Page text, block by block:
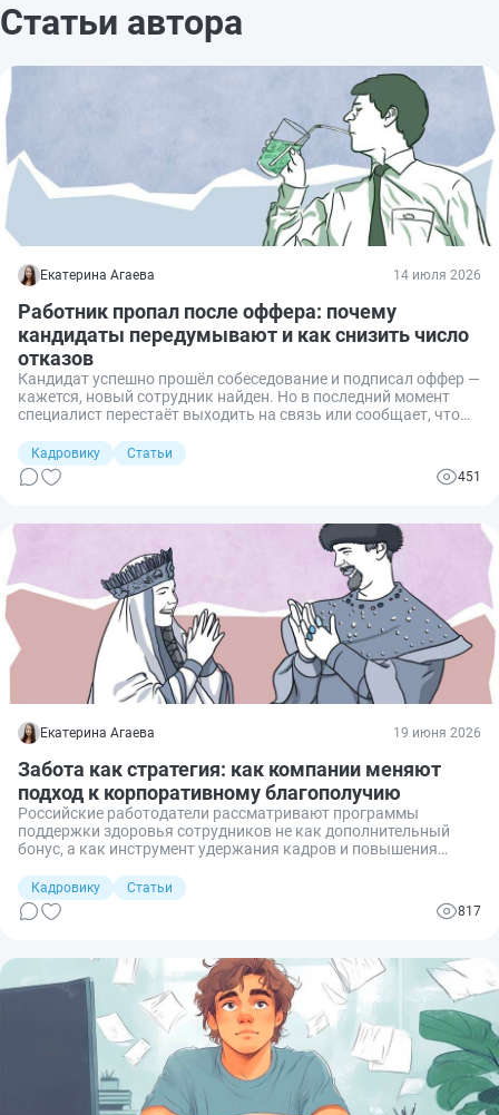
Статьи автора
Екатерина Агаева 14 июля 2026
Работник пропал после оффера: почему
кандидаты передумывают и как снизить число
отказов
Кандидат успешно прошёл собеседование и подписал оффер —
кажется, новый сотрудник найден. Но в последний момент
специалист перестаёт выходить на связь или сообщает, что
лишает компанию времени и денег. В статье рассказали,
почему кандидаты передумывают после принятия оффера,
как снизить риск отказа и что делать работодателю в первые
Кадровику
Статьи
451
Екатерина Агаева 19 июня 2026
Забота как стратегия: как компании меняют
подход к корпоративному благополучию
Российские работодатели рассматривают программы
поддержки здоровья сотрудников не как дополнительный
бонус, а как инструмент удержания кадров и повышения
эмоционального выгорания бизнес расширяет пакет льгот и
делает ставку не только на медицинскую помощь, но и на
поддержку ментального здоровья, гибкие условия труда и
Кадровику
Статьи
817